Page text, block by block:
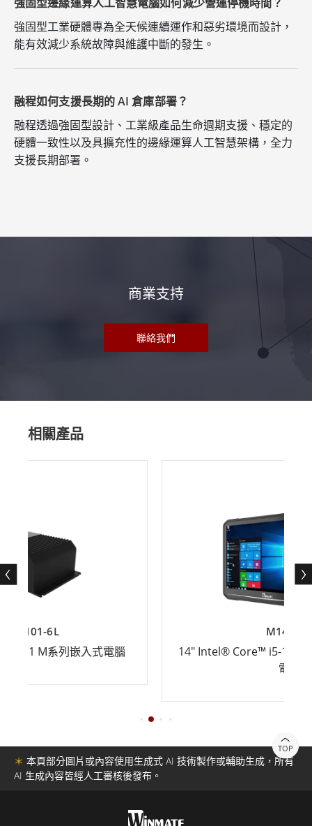
強固型工業硬體專為全天候連續運作和惡劣環境而設計，
能有效減少系統故障與維護中斷的發生。
融程如何支援長期的 AI 倉庫部署？
融程透過強固型設計、工業級產品生命週期支援、穩定的
硬體一致性以及具擴充性的邊緣運算人工智慧架構，全力
支援長期部署。
商業支持
聯絡我們
相關產品
電腦
14" Intel® Core™ i5-1135G7 工業強固型平板
TOP
＊ 本頁部分圖片或內容使用生成式 AI 技術製作或輔助生成，所有
AI 生成內容皆經人工審核後發布。